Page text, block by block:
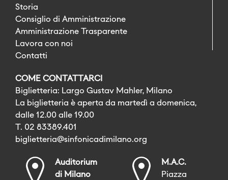
Storia
Consiglio di Amministrazione
Amministrazione Trasparente
Lavora con noi
Contatti
COME CONTATTARCI
Biglietteria: Largo Gustav Mahler, Milano
La biglietteria è aperta da martedì a domenica,
dalle 12.00 alle 19.00
T. 02 83389.401
biglietteria@sinfonicadimilano.org
Auditorium
di Milano
M.A.C.
Piazza